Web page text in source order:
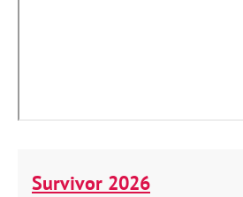
Survivor 2026